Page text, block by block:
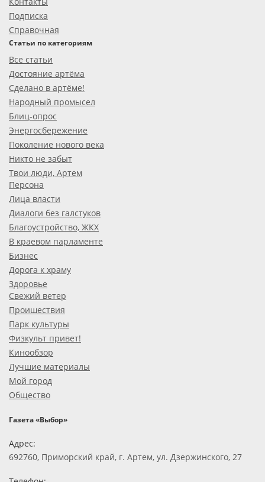
Подписка
Справочная
Статьи по категориям
Все статьи
Достояние артёма
Сделано в артёме!
Народный промысел
Блиц-опрос
Энергосбережение
Поколение нового века
Никто не забыт
Твои люди, Артем
Персона
Лица власти
Диалоги без галстуков
Благоустройство, ЖКХ
В краевом парламенте
Бизнес
Дорога к храму
Здоровье
Свежий ветер
Проишествия
Парк культуры
Физкульт привет!
Кинообзор
Лучшие материалы
Мой город
Общество
Газета «Выбор»
Адрес:
692760, Приморский край, г. Артем, ул. Дзержинского, 27